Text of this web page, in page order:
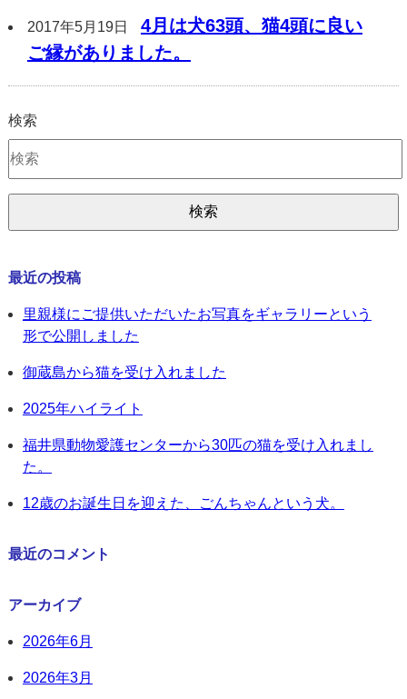
2017年5月19日
4月は犬63頭、猫4頭に良い
ご縁がありました。
検索
最近の投稿
里親様にご提供いただいたお写真をギャラリーという
形で公開しました
御蔵島から猫を受け入れました
2025年ハイライト
福井県動物愛護センターから30匹の猫を受け入れまし
た。
12歳のお誕生日を迎えた、ごんちゃんという犬。
最近のコメント
アーカイブ
2026年6月
2026年3月